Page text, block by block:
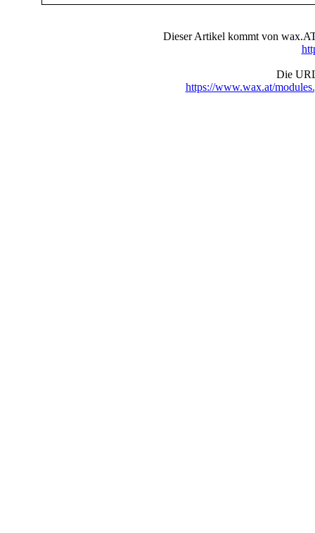
Dieser Artikel kommt von
Die
https://www.wax.at/